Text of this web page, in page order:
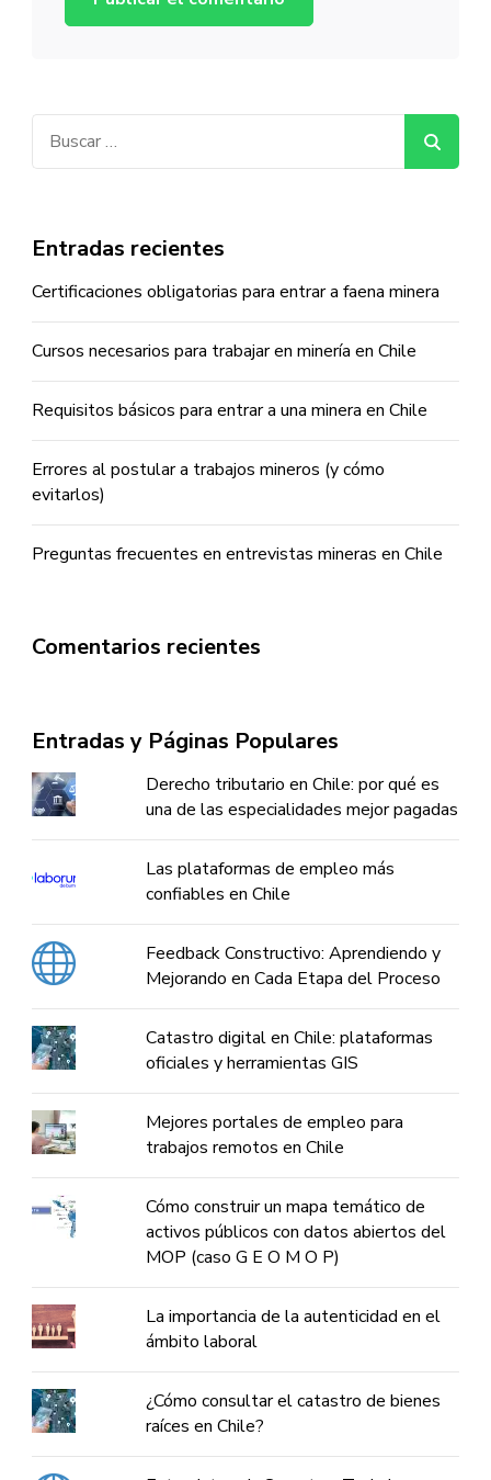
Entradas recientes
Certificaciones obligatorias para entrar a faena minera
Cursos necesarios para trabajar en minería en Chile
Requisitos básicos para entrar a una minera en Chile
Errores al postular a trabajos mineros (y cómo
evitarlos)
Preguntas frecuentes en entrevistas mineras en Chile
Comentarios recientes
Entradas y Páginas Populares
Derecho tributario en Chile: por qué es
una de las especialidades mejor pagadas
Las plataformas de empleo más
confiables en Chile
Feedback Constructivo: Aprendiendo y
Mejorando en Cada Etapa del Proceso
Catastro digital en Chile: plataformas
oficiales y herramientas GIS
Mejores portales de empleo para
trabajos remotos en Chile
Cómo construir un mapa temático de
activos públicos con datos abiertos del
MOP (caso G E O M O P)
La importancia de la autenticidad en el
ámbito laboral
¿Cómo consultar el catastro de bienes
raíces en Chile?